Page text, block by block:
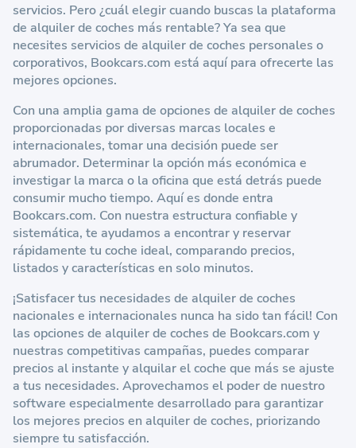
servicios. Pero ¿cuál elegir cuando buscas la plataforma
de alquiler de coches más rentable? Ya sea que
necesites servicios de alquiler de coches personales o
corporativos, Bookcars.com está aquí para ofrecerte las
mejores opciones.
Con una amplia gama de opciones de alquiler de coches
proporcionadas por diversas marcas locales e
internacionales, tomar una decisión puede ser
abrumador. Determinar la opción más económica e
investigar la marca o la oficina que está detrás puede
consumir mucho tiempo. Aquí es donde entra
Bookcars.com. Con nuestra estructura confiable y
sistemática, te ayudamos a encontrar y reservar
rápidamente tu coche ideal, comparando precios,
listados y características en solo minutos.
¡Satisfacer tus necesidades de alquiler de coches
nacionales e internacionales nunca ha sido tan fácil! Con
las opciones de alquiler de coches de Bookcars.com y
nuestras competitivas campañas, puedes comparar
precios al instante y alquilar el coche que más se ajuste
a tus necesidades. Aprovechamos el poder de nuestro
software especialmente desarrollado para garantizar
los mejores precios en alquiler de coches, priorizando
siempre tu satisfacción.